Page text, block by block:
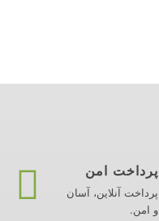
پرداخت امن
پرداخت آنلاین، آسان
و امن.